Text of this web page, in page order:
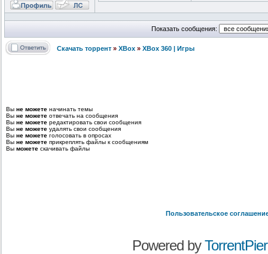
Показать сообщения:
Скачать торрент » XBox » XBox 360 | Игры
Вы не можете начинать темы
Вы не можете отвечать на сообщения
Вы не можете редактировать свои сообщения
Вы не можете удалять свои сообщения
Вы не можете голосовать в опросах
Вы не можете прикреплять файлы к сообщениям
Вы можете скачивать файлы
Пользовательское
Powered by